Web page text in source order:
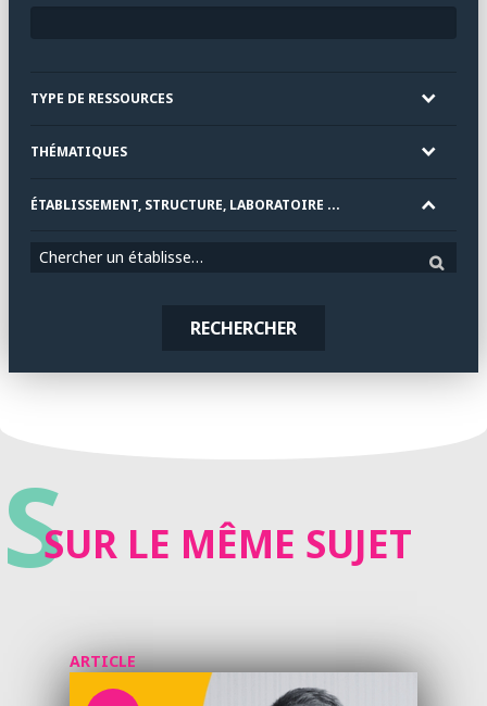
TYPE DE RESSOURCES
THÉMATIQUES
ÉTABLISSEMENT, STRUCTURE, LABORATOIRE ...
Chercher un établissement
RECHERCHER
SSUR LE MÊME SUJET
ARTICLE